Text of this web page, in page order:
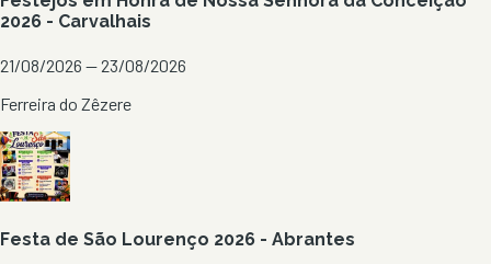
2026 - Carvalhais
21/08/2026 — 23/08/2026
Ferreira do Zêzere
Festa de São Lourenço 2026 - Abrantes